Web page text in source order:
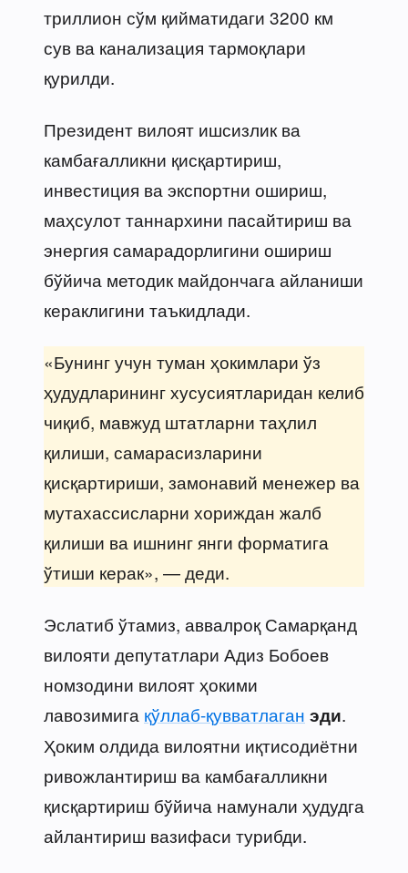
триллион сўм қийматидаги 3200 км
сув ва канализация тармоқлари
қурилди.
Президент вилоят ишсизлик ва
камбағалликни қисқартириш,
инвестиция ва экспортни ошириш,
маҳсулот таннархини пасайтириш ва
энергия самарадорлигини ошириш
бўйича методик майдончага айланиши
кераклигини таъкидлади.
«Бунинг учун туман ҳокимлари ўз
ҳудудларининг хусусиятларидан келиб
чиқиб, мавжуд штатларни таҳлил
қилиши, самарасизларини
қисқартириши, замонавий менежер ва
мутахассисларни хориждан жалб
қилиши ва ишнинг янги форматига
ўтиши керак», — деди.
Эслатиб ўтамиз, аввалроқ Самарқанд
вилояти депутатлари Адиз Бобоев
номзодини вилоят ҳокими
лавозимига қўллаб-қувватлаган эди.
Ҳоким олдида вилоятни иқтисодиётни
ривожлантириш ва камбағалликни
қисқартириш бўйича намунали ҳудудга
айлантириш вазифаси турибди.